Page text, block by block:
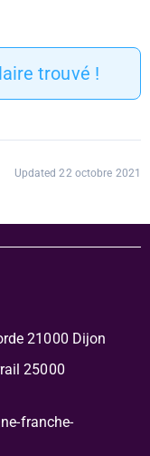
trouvé !
Updated 22 octobre 2021
21000 Dijon
25000
franche-